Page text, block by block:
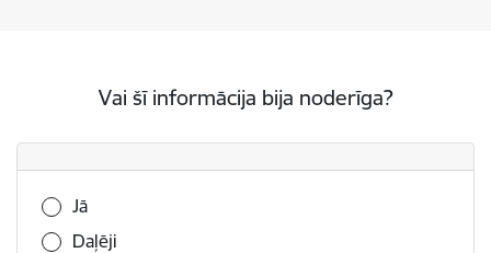
Vai šī informācija bija noderīga?
Vai šī informācija bija noderīga?
Jā
Daļēji